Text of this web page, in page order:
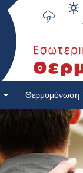
Θερμομόνωση